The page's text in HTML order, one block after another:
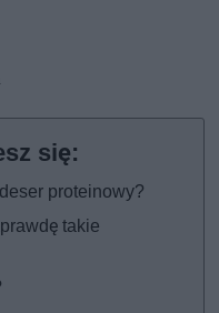
proteinowy?
takie